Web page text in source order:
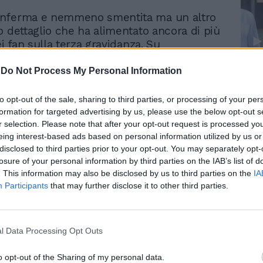
Do Not Process My Personal Information
opt-out of the sale, sharing to third parties, or processing of your
for targeted advertising by us, please use the below opt-out
selection. Please note that after your opt-out request is processed
interest-based ads based on personal information utilized by us
to third parties prior to your opt-out. You may separately
of your personal information by third parties on the IAB’s list of
This information may also be disclosed by us to third parties on the
Participants that may further disclose it to other third parties.
Data Processing Opt Outs
opt-out of the Sharing of my personal data.
e nemmeno smentita ma un altro
dettaglio che ha alimentato ancora di più
fan sulla terza gravidanza. Su
la conduttrice argentina ha
possibile dolce attesa.
Rudy Giuliani a Come States?
Trump, Meloni e la strategia
americana